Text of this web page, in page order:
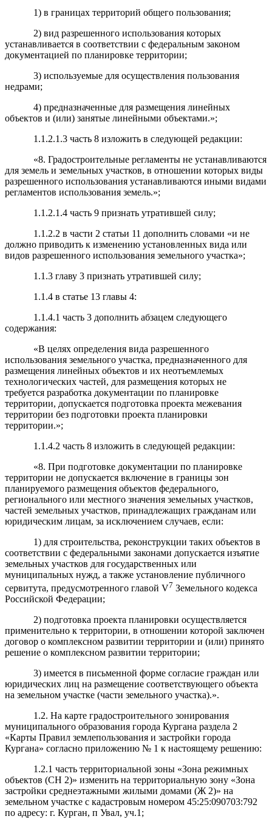
1) в границах территорий общего пользования;
2) вид разрешенного использования которых
устанавливается в соответствии с федеральным законом
документацией по планировке территории;
3) используемые для осуществления пользования
недрами;
4) предназначенные для размещения линейных
объектов и (или) занятые линейными объектами.»;
1.1.2.1.3 часть 8 изложить в следующей редакции:
«8. Градостроительные регламенты не устанавливаются
для земель и земельных участков, в отношении которых виды
разрешенного использования устанавливаются иными видами
регламентов использования земель.»;
1.1.2.1.4 часть 9 признать утратившей силу;
1.1.2.2 в части 2 статьи 11 дополнить словами «и не
должно приводить к изменению установленных вида или
видов разрешенного использования земельного участка»;
1.1.3 главу 3 признать утратившей силу;
1.1.4 в статье 13 главы 4:
1.1.4.1 часть 3 дополнить абзацем следующего
содержания:
«В целях определения вида разрешенного
использования земельного участка, предназначенного для
размещения линейных объектов и их неотъемлемых
технологических частей, для размещения которых не
требуется разработка документации по планировке
территории, допускается подготовка проекта межевания
территории без подготовки проекта планировки
территории.»;
1.1.4.2 часть 8 изложить в следующей редакции:
«8. При подготовке документации по планировке
территории не допускается включение в границы зон
планируемого размещения объектов федерального,
регионального или местного значения земельных участков,
частей земельных участков, принадлежащих гражданам или
юридическим лицам, за исключением случаев, если:
1) для строительства, реконструкции таких объектов в
соответствии с федеральными законами допускается изъятие
земельных участков для государственных или
муниципальных нужд, а также установление публичного
сервитута, предусмотренного главой V7 Земельного кодекса
Российской Федерации;
2) подготовка проекта планировки осуществляется
применительно к территории, в отношении которой заключен
договор о комплексном развитии территории и (или) принято
решение о комплексном развитии территории;
3) имеется в письменной форме согласие граждан или
юридических лиц на размещение соответствующего объекта
на земельном участке (части земельного участка).».
1.2. На карте градостроительного зонирования
муниципального образования города Кургана раздела 2
«Карты Правил землепользования и застройки города
Кургана» согласно приложению № 1 к настоящему решению:
1.2.1 часть территориальной зоны «Зона режимных
объектов (СН 2)» изменить на территориальную зону «Зона
застройки среднеэтажными жилыми домами (Ж 2)» на
земельном участке с кадастровым номером 45:25:090703:792
по адресу: г. Курган, п Увал, уч.1;